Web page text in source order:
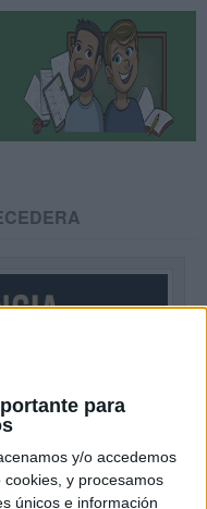
para
y/o accedemos
y procesamos
únicos e información